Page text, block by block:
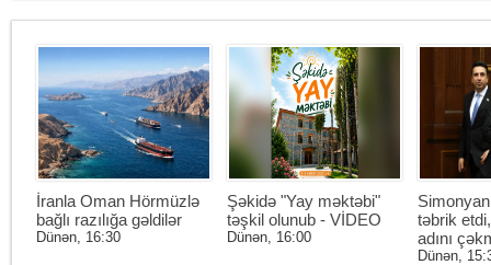
İranla Oman Hörmüzlə
bağlı razılığa gəldilər
Dünən, 16:30
Şəkidə "Yay məktəbi"
təşkil olunub - VİDEO
Dünən, 16:00
təbrik
adını
Dünən,